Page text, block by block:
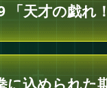
「天才の戯れ
に込められた